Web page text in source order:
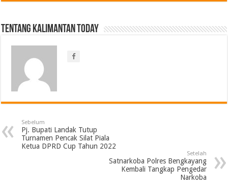
Tentang Kalimantan Today
Sebelum
Pj. Bupati Landak Tutup
Turnamen Pencak Silat Piala
Ketua DPRD Cup Tahun 2022
Setelah
Satnarkoba Polres Bengkayang
Kembali Tangkap Pengedar
Narkoba